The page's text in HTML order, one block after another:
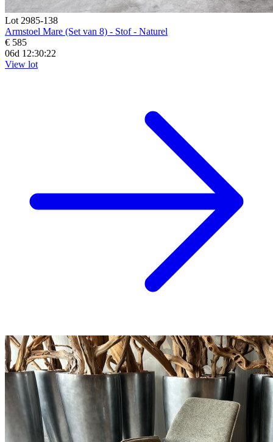
Lot 2985-138
Armstoel Mare (Set van 8) - Stof - Naturel
€ 585
06d 12:30:20
View lot